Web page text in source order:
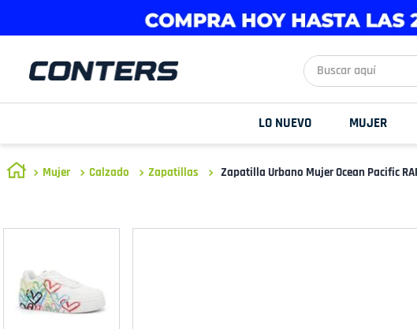
Buscar aquí
LO NUEVO MUJER
Mujer Calzado Zapatillas Zapatilla Urbano Mujer Ocean Pacific